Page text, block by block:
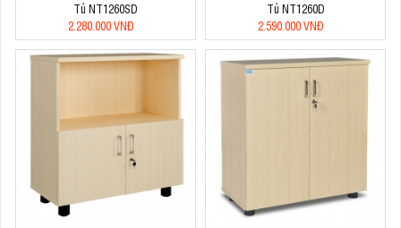
Tủ NT1260SD
2.280.000 VNĐ
Tủ NT1260D
2.590.000 VNĐ